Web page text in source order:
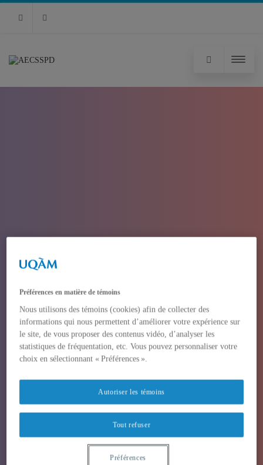
Préférences en matière de témoins
Nous utilisons des témoins (cookies) afin de collecter des
informations qui nous permettent d’améliorer votre expérience sur
le site, de vous proposer des contenus vidéo, d’analyser les
statistiques de fréquentation, etc. Vous pouvez personnaliser votre
choix en sélectionnant « Préférences ».
Tout refuser
Autoriser les témoins
Préférences